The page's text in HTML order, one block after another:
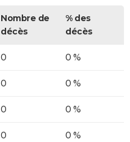
Nombre de
décès
% des
décès
0 0 %
0 0 %
0 0 %
0 0 %